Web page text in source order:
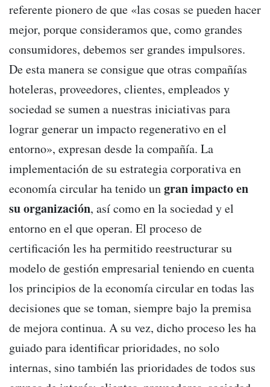
referente pionero de que «las cosas se pueden hacer
mejor, porque consideramos que, como grandes
consumidores, debemos ser grandes impulsores.
De esta manera se consigue que otras compañías
hoteleras, proveedores, clientes, empleados y
sociedad se sumen a nuestras iniciativas para
lograr generar un impacto regenerativo en el
entorno», expresan desde la compañía. La
implementación de su estrategia corporativa en
economía circular ha tenido ungran impacto en
su organización, así como en la sociedad y el
entorno en el que operan. El proceso de
certificación les ha permitido reestructurar su
modelo de gestión empresarial teniendo en cuenta
los principios de la economía circular en todas las
decisiones que se toman, siempre bajo la premisa
de mejora continua. A su vez, dicho proceso les ha
guiado para identificar prioridades, no solo
internas, sino también las prioridades de todos sus